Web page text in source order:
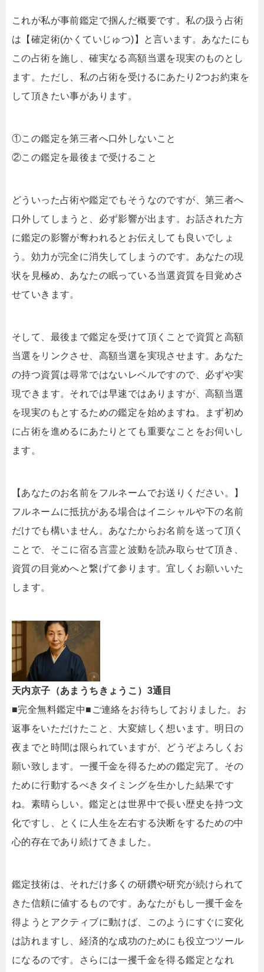
これが私が事前鑑定で掴んだ概要です。私の扱う占術
は【確定術(かくていじゅつ)】と言います。あなたにも
この占術を施し、確実なる高額当選を現実のものとし
ます。ただし、私の占術を受けるにあたり2つお約束を
して頂きたい事があります。
①この鑑定を第三者へ口外しないこと
②この鑑定を最後まで受けること
どういった占術や鑑定でもそうなのですが、第三者へ
口外してしまうと、必ず影響が出ます。お話された方
に鑑定の影響が奪われるとお伝えしても良いでしょ
う。効力が完全に消失してしまうのです。あなたの現
状を見極め、あなたの眠っている当選資質を目覚めさ
せていきます。
そして、最後まで鑑定を受けて頂くことで資質と高額
当選をリンクさせ、高額当選を実現させます。あなた
の持つ資質は尋常ではないレベルですので、必ずや実
現できます。それでは早速ではありますが、高額当選
を現実のもとするための鑑定を始めますね。まず初め
に占術を進めるにあたりとても重要なことをお伺いし
ます。
【あなたのお名前をフルネームでお送りください。】
フルネームに抵抗がある場合はイニシャルや下の名前
だけでも構いません。あなたからお名前を送って頂く
ことで、そこに宿る言霊と波動を読み取らせて頂き、
資質の目覚めへと繋げて参ります。宜しくお願いいた
します。
天内京子（あまうちきょうこ）3通目
■完全無料鑑定中■ご連絡をお待ちしておりました。お
返事をいただけたこと、大変嬉しく想います。明日の
夜までと時間は限られていますが、どうぞよろしくお
願い致します。一攫千金を得るための鑑定完了。その
ために行動するべきタイミングを生かした結果です
ね。素晴らしい。鑑定とは世界中で長い歴史を持つ文
化ですし、とくに人生を左右する決断をするための中
心的存在であり続けてきました。
鑑定技術は、それだけ多くの研鑽や研究が続けられて
きた信頼に値するものです。あなたがもし一攫千金を
得ようとアクティブに動けば、このようにすぐに変化
は訪れますし、経済的な成功のためにも役立つツール
になるのです。さらには一攫千金を得る鑑定となれ